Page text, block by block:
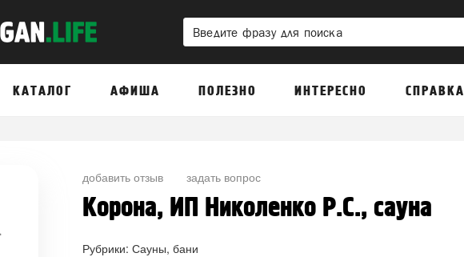
КАТАЛОГ АФИША ПОЛЕЗНО ИНТЕРЕСНО СПРАВКА
добавить отзыв задать вопрос
Корона, ИП Николенко Р.С., сауна
Рубрики: Сауны, бани